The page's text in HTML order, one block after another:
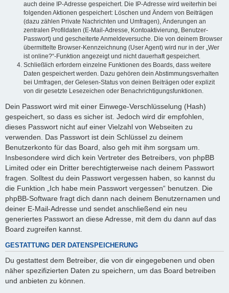
auch deine IP-Adresse gespeichert. Die IP-Adresse wird weiterhin bei
folgenden Aktionen gespeichert: Löschen und Ändern von Beiträgen
(dazu zählen Private Nachrichten und Umfragen), Änderungen an
zentralen Profildaten (E-Mail-Adresse, Kontoaktivierung, Benutzer-
Passwort) und gescheiterte Anmeldeversuche. Die von deinem Browser
übermittelte Browser-Kennzeichnung (User Agent) wird nur in der „Wer
ist online?“-Funktion angezeigt und nicht dauerhaft gespeichert.
Schließlich erfordern einzelne Funktionen des Boards, dass weitere
Daten gespeichert werden. Dazu gehören dein Abstimmungsverhalten
bei Umfragen, der Gelesen-Status von deinen Beiträgen oder explizit
von dir gesetzte Lesezeichen oder Benachrichtigungsfunktionen.
Dein Passwort wird mit einer Einwege-Verschlüsselung (Hash)
gespeichert, so dass es sicher ist. Jedoch wird dir empfohlen,
dieses Passwort nicht auf einer Vielzahl von Webseiten zu
verwenden. Das Passwort ist dein Schlüssel zu deinem
Benutzerkonto für das Board, also geh mit ihm sorgsam um.
Insbesondere wird dich kein Vertreter des Betreibers, von phpBB
Limited oder ein Dritter berechtigterweise nach deinem Passwort
fragen. Solltest du dein Passwort vergessen haben, so kannst du
die Funktion „Ich habe mein Passwort vergessen“ benutzen. Die
phpBB-Software fragt dich dann nach deinem Benutzernamen und
deiner E-Mail-Adresse und sendet anschließend ein neu
generiertes Passwort an diese Adresse, mit dem du dann auf das
Board zugreifen kannst.
GESTATTUNG DER DATENSPEICHERUNG
Du gestattest dem Betreiber, die von dir eingegebenen und oben
näher spezifizierten Daten zu speichern, um das Board betreiben
und anbieten zu können.